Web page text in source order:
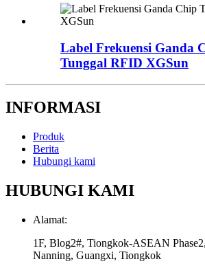
Label Frekuensi Ganda
Tunggal RFID XGSun
INFORMASI
Produk
Berita
Hubungi kami
HUBUNGI KAMI
Alamat:
1F, Blog2#, Tiongkok-ASEAN
Nanning, Guangxi, Tiongkok